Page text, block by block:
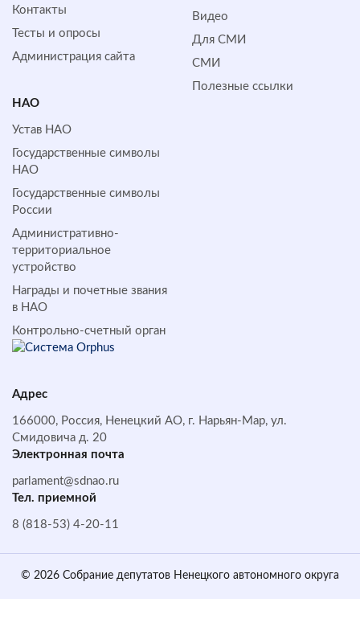
Контакты
Тесты и опросы
Администрация сайта
Видео
Для СМИ
СМИ
Полезные ссылки
НАО
Устав НАО
Государственные символы
НАО
Государственные символы
России
Административно-
территориальное
устройство
Награды и почетные звания
в НАО
Контрольно-счетный орган
Адрес
166000, Россия, Ненецкий АО, г. Нарьян-Мар, ул.
Смидовича д. 20
Электронная почта
parlament@sdnao.ru
Тел. приемной
8 (818-53) 4-20-11
© 2026 Собрание депутатов Ненецкого автономного округа